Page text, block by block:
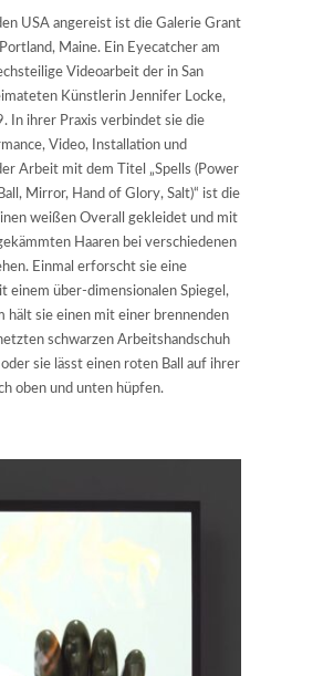
USA angereist ist die Galerie Grant
Maine. Ein Eyecatcher am
Videoarbeit der in San
Künstlerin Jennifer Locke,
In ihrer Praxis verbindet sie die
Video, Installation und
Arbeit mit dem Titel „Spells (Power
Mirror, Hand of Glory, Salt)“ ist die
weißen Overall gekleidet und mit
Haaren bei verschiedenen
Einmal erforscht sie eine
einem über-dimensionalen Spiegel,
hält sie einen mit einer brennenden
schwarzen Arbeitshandschuh
sie lässt einen roten Ball auf ihrer
oben und unten hüpfen.